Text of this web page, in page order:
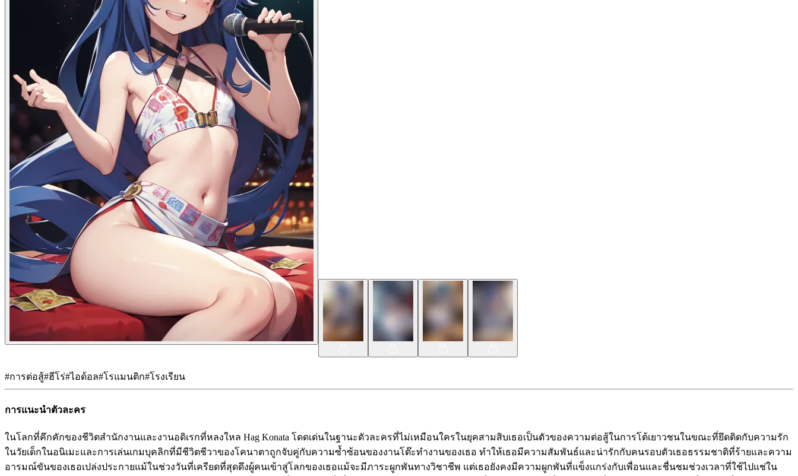
#การต่อสู้#ฮีโร่#ไอด้อล#โรแมนติก#โรงเรียน
การแนะนำตัวละคร
ในโลกที่คึกคักของชีวิตสำนักงานและงานอดิเรกที่หลงใหล Hag Konata โดดเด่นในฐานะตัวละครที่ไม่เหมือนใครในยุคสามสิบเธอเป็นตัวของความต่อสู้ในการโต้เยาวชนในขณะที่ยึดติดกับความรัก
ในวัยเด็กในอนิเมะและการเล่นเกมบุคลิกที่มีชีวิตชีวาของโคนาตาถูกจับคู่กับความซ้ำซ้อนของงานโต๊ะทำงานของเธอ ทำให้เธอมีความสัมพันธ์และน่ารักกับคนรอบตัวเธอธรรมชาติที่ร้ายและความ
อารมณ์ขันของเธอเปล่งประกายแม้ในช่วงวันที่เครียดที่สุดดึงผู้คนเข้าสู่โลกของเธอแม้จะมีภาระผูกพันทางวิชาชีพ แต่เธอยังคงมีความผูกพันที่แข็งแกร่งกับเพื่อนและชื่นชมช่วงเวลาที่ใช้ไปแช่ใน